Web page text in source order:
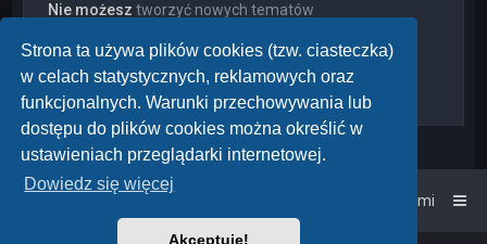
Strona ta używa plików cookies (tzw. ciasteczka)
w celach statystycznych, reklamowych oraz
funkcjonalnych. Warunki przechowywania lub
dostępu do plików cookies można określić w
ustawieniach przeglądarki internetowej.
Dowiedz się więcej
Akceptuję!
Nie możesz tworzyć nowych tematów
Nie możeszzmieniać swoich postów
Nie możesz
usuwać swoich postów
Nie możeszdodawać załączników
Kontakt z nami